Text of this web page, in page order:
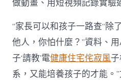
做動畫、用短視頻記錄實驗
“家長可以和孩子一路查“除
他人，你怕什麼？”資料、
子‘請教’電健康住宅侘寂風
系，又能培養孩子的才能。”